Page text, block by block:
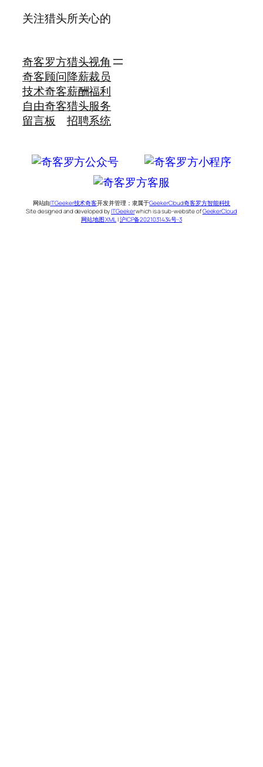
关注猎头所关心的
奇客罗方
奇客顾问
技术奇客
自由奇客
留言板
猎头视角
降薪裁员
薪酬福利
猎头服务
招聘系统
网站由ITGeeker技术奇客开发并管理；隶属于GeekerCloud奇客罗方智能科技
Site designed and developed byITGeekerwhich is a sub-website ofGeekerCloud
网站地图 XML |沪ICP备2021031434号-3